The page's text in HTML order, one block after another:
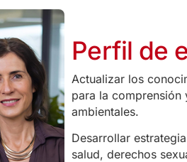
Perfil de
Actualizar los
para la comprensión
ambientales.
Desarrollar
salud, derechos